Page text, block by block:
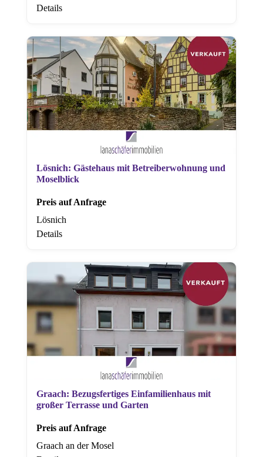
Details
Lösnich: Gästehaus mit Betreiberwohnung und
Moselblick
Preis auf Anfrage
Lösnich
Details
Graach: Bezugsfertiges Einfamilienhaus mit
großer Terrasse und Garten
Preis auf Anfrage
Graach an der Mosel